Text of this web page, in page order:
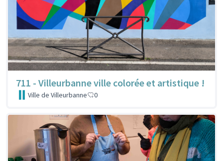
711 - Villeurbanne ville colorée et artistique !
Ville de Villeurbanne 0